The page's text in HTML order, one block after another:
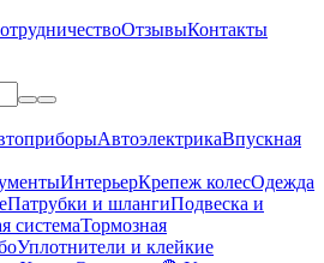
ОтзывыКонтакты
АвтоэлектрикаВпускная
ИнтерьерКрепеж колесОдежда
Патрубки и шлангиПодвеска и
системаТормозная
Уплотнители и клейкие